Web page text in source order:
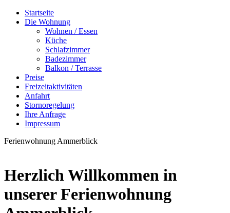
Startseite
Die Wohnung
Wohnen / Essen
Küche
Schlafzimmer
Badezimmer
Balkon / Terrasse
Preise
Freizeitaktivitäten
Anfahrt
Stornoregelung
Ihre Anfrage
Impressum
Ferienwohnung Ammerblick
Herzlich Willkommen in
unserer Ferienwohnung